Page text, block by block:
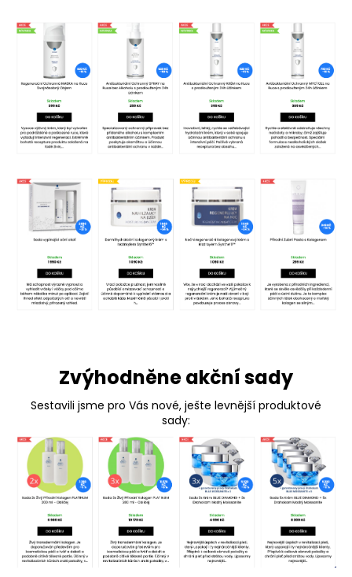
Zvýhodněne akční sady
Sestavili jsme pro Vás nové, ješte levnější produktové
sady: